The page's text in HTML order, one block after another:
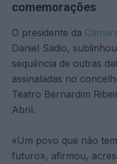
comemorações
O presidente da
Daniel Sadio,
sequência de outras
assinaladas no
Teatro Bernardim
Abril.
«Um povo que não
futuro», afirmou,